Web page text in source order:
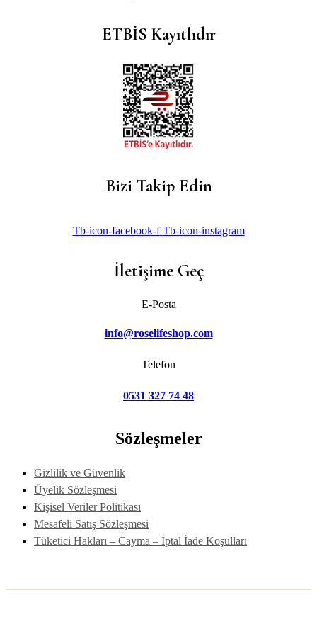
ETBİS Kayıtlıdır
Bizi Takip Edin
Tb-icon-facebook-f Tb-icon-instagram
İletişime Geç
E-Posta
info@roselifeshop.com
Telefon
0531 327 74 48
Sözleşmeler
Gizlilik ve Güvenlik
Üyelik Sözleşmesi
Kişisel Veriler Politikası
Mesafeli Satış Sözleşmesi
Tüketici Hakları – Cayma – İptal İade Koşulları